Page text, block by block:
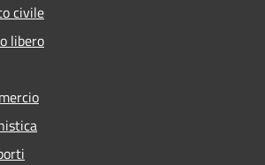
civile
libero